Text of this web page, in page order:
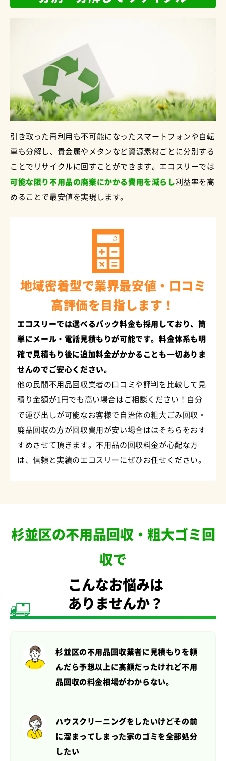
引き取った再利用も不可能になったスマートフォンや自転
車も分解し、貴金属やメタンなど資源素材ごとに分別する
ことでリサイクルに回すことができます。エコスリーでは
可能な限り不用品の廃棄にかかる費用を減らし利益率を高
めることで最安値を実現します。
地域密着型で業界最安値・口コミ
高評価を目指します！
エコスリーでは選べるパック料金も採用しており、簡
単にメール・電話見積もりが可能です。料金体系も明
確で見積もり後に追加料金がかかることも一切ありま
せんのでご安心ください。
他の民間不用品回収業者の口コミや評判を比較して見
積り金額が1円でも高い場合はご相談ください！自分
で運び出しが可能なお客様で自治体の粗大ごみ回収・
廃品回収の方が回収費用が安い場合ははそちらをおす
すめさせて頂きます。不用品の回収料金が心配な方
は、信頼と実績のエコスリーにぜひお任せください。
杉並区の不用品回収・粗大ゴミ回
収で
こんなお悩みは
ありませんか？
杉並区の不用品回収業者に見積もりを頼
んだら予想以上に高額だったけれど不用
品回収の料金相場がわからない。
ハウスクリーニングをしたいけどその前
に溜まってしまった家のゴミを全部処分
したい